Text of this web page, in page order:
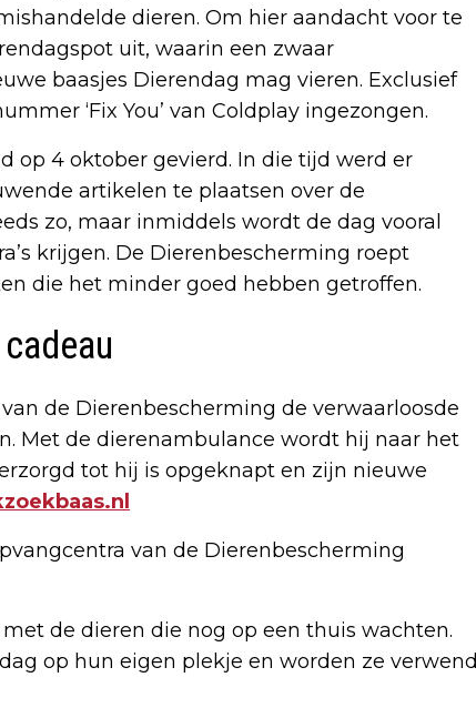
dieren. Om hier aandacht voor te
uit, waarin een zwaar
baasjes Dierendag mag vieren. Exclusief
‘Fix You’ van Coldplay ingezongen.
op 4 oktober gevierd. In die tijd werd er
artikelen te plaatsen over de
zo, maar inmiddels wordt de dag vooral
krijgen. De Dierenbescherming roept
die het minder goed hebben getroffen.
de Dierenbescherming de verwaarloosde
Met de dierenambulance wordt hij naar het
tot hij is opgeknapt en zijn nieuwe
van de Dierenbescherming
de dieren die nog op een thuis wachten.
op hun eigen plekje en worden ze verwend